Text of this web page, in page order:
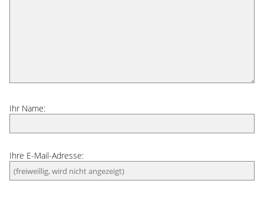
Ihr Name:
Ihre E-Mail-Adresse: